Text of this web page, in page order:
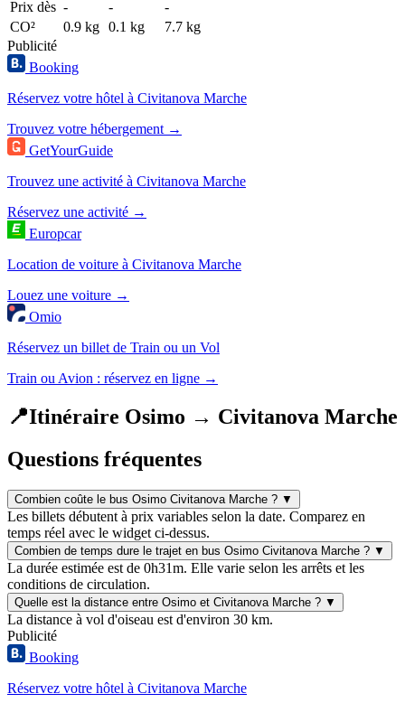
Prix dès - -
-
CO²
0.9 kg 0.1 kg
7.7 kg
Publicité
Booking
Réservez votre hôtel à Civitanova Marche
Trouvez votre hébergement →
GetYourGuide
Trouvez une activité à Civitanova Marche
Réservez une activité →
Europcar
Location de voiture à Civitanova Marche
Louez une voiture →
Omio
Réservez un billet de Train ou un Vol
Train ou Avion : réservez en ligne →
📍Itinéraire Osimo → Civitanova Marche
Questions fréquentes
Combien coûte le bus Osimo Civitanova Marche ? ▼
Les billets débutent à prix variables selon la date. Comparez en
temps réel avec le widget ci-dessus.
Combien de temps dure le trajet en bus Osimo Civitanova Marche ? ▼
La durée estimée est de 0h31m. Elle varie selon les arrêts et les
conditions de circulation.
Quelle est la distance entre Osimo et Civitanova Marche ? ▼
La distance à vol d'oiseau est d'environ 30 km.
Publicité
Booking
Réservez votre hôtel à Civitanova Marche